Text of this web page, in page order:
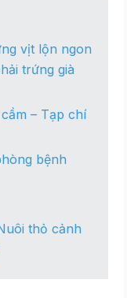
vịt lộn ngon
trứng già
– Tạp chí
bệnh
thỏ cảnh